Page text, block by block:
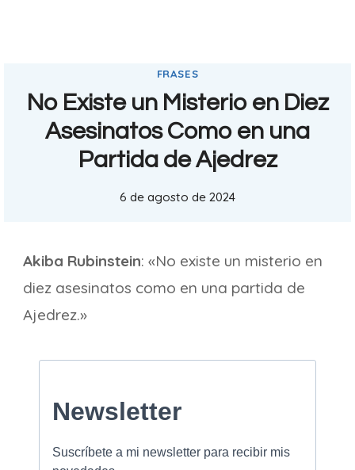
FRASES
No Existe un Misterio en Diez
Asesinatos Como en una
Partida de Ajedrez
6 de agosto de 2024
Akiba Rubinstein: «No existe un misterio en
diez asesinatos como en una partida de
Ajedrez.»